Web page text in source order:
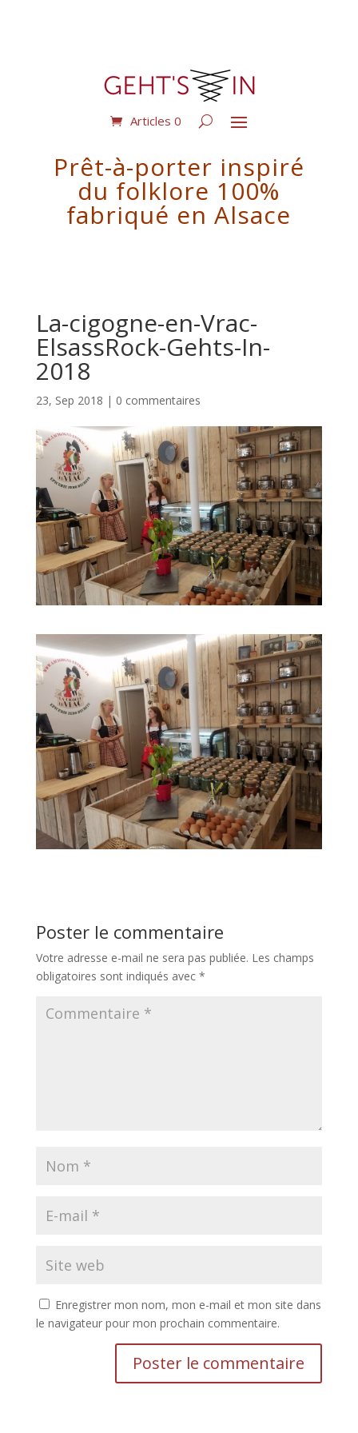
Articles 0
Prêt-à-porter inspiré
du folklore 100%
fabriqué en Alsace
La-cigogne-en-Vrac-
ElsassRock-Gehts-In-
2018
23, Sep 2018 | 0 commentaires
Poster le commentaire
Votre adresse e-mail ne sera pas publiée. Les champs
obligatoires sont indiqués avec *
Enregistrer mon nom, mon e-mail et mon site dans
le navigateur pour mon prochain commentaire.